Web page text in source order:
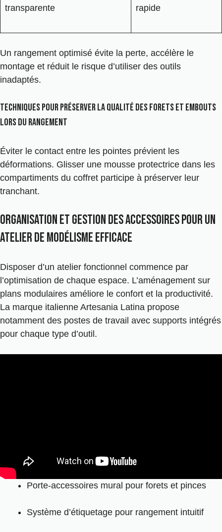
transparente
rapide
Un rangement optimisé évite la perte, accélère le
montage et réduit le risque d’utiliser des outils
inadaptés.
Techniques pour préserver la qualité des forets et embouts
lors du rangement
Éviter le contact entre les pointes prévient les
déformations. Glisser une mousse protectrice dans les
compartiments du coffret participe à préserver leur
tranchant.
Organisation et gestion des accessoires pour un
atelier de modélisme efficace
Disposer d’un atelier fonctionnel commence par
l’optimisation de chaque espace. L’aménagement sur
plans modulaires améliore le confort et la productivité.
La marque italienne Artesania Latina propose
notamment des postes de travail avec supports intégrés
pour chaque type d’outil.
Porte-accessoires mural pour forets et pinces
Système d’étiquetage pour rangement intuitif